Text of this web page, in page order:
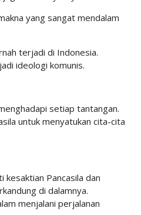
yang sangat mendalam
terjadi di Indonesia.
ideologi komunis.
setiap tantangan.
untuk menyatukan cita-cita
Pancasila dan
di dalamnya.
menjalani perjalanan